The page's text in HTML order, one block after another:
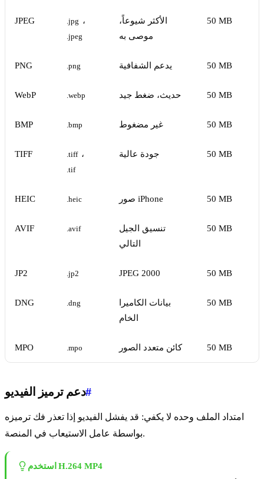
JPEG .jpg ،
.jpeg
الأكثر شيوعاً،
موصى به
50 MB
PNG .png يدعم الشفافية 50 MB
WebP .webp حديث، ضغط جيد 50 MB
BMP .bmp غير مضغوط 50 MB
TIFF .tiff ،
.tif
جودة عالية 50 MB
HEIC .heic صور iPhone 50 MB
AVIF .avif
تنسيق الجيل
التالي
50 MB
JP2 .jp2 JPEG 2000 50 MB
DNG .dng
بيانات الكاميرا
الخام
50 MB
MPO .mpo كائن متعدد الصور 50 MB
دعم ترميز الفيديو#
امتداد الملف وحده لا يكفي: قد يفشل الفيديو إذا تعذر فك ترميزه
بواسطة عامل الاستيعاب في المنصة.
استخدم H.264 MP4